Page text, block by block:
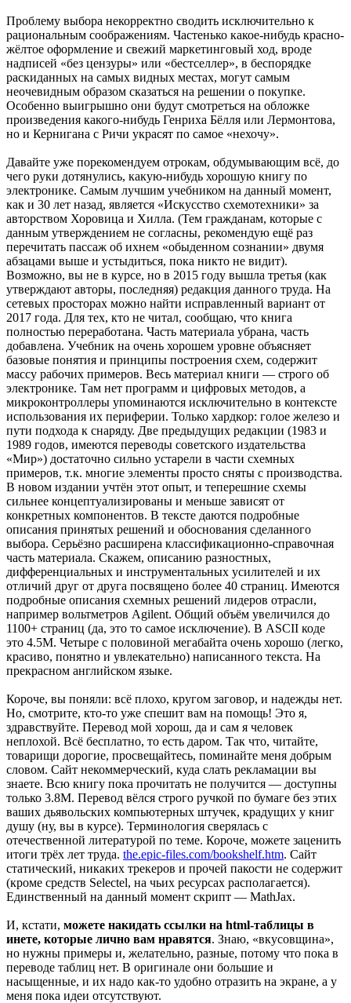
Проблему выбора некорректно сводить исключительно к
рациональным соображениям. Частенько какое-нибудь красно-
жёлтое оформление и свежий маркетинговый ход, вроде
надписей «без цензуры» или «бестселлер», в беспорядке
раскиданных на самых видных местах, могут самым
неочевидным образом сказаться на решении о покупке.
Особенно выигрышно они будут смотреться на обложке
произведения какого-нибудь Генриха Бёлля или Лермонтова,
но и Кернигана с Ричи украсят по самое «нехочу».
Давайте уже порекомендуем отрокам, обдумывающим всё, до
чего руки дотянулись, какую-нибудь хорошую книгу по
электронике. Самым лучшим учебником на данный момент,
как и 30 лет назад, является «Искусство схемотехники» за
авторством Хоровица и Хилла. (Тем гражданам, которые с
данным утверждением не согласны, рекомендую ещё раз
перечитать пассаж об ихнем «обыденном сознании» двумя
абзацами выше и устыдиться, пока никто не видит).
Возможно, вы не в курсе, но в 2015 году вышла третья (как
утверждают авторы, последняя) редакция данного труда. На
сетевых просторах можно найти исправленный вариант от
2017 года. Для тех, кто не читал, сообщаю, что книга
полностью переработана. Часть материала убрана, часть
добавлена. Учебник на очень хорошем уровне объясняет
базовые понятия и принципы построения схем, содержит
массу рабочих примеров. Весь материал книги — строго об
электронике. Там нет программ и цифровых методов, а
микроконтроллеры упоминаются исключительно в контексте
использования их периферии. Только хардкор: голое железо и
пути подхода к снаряду. Две предыдущих редакции (1983 и
1989 годов, имеются переводы советского издательства
«Мир») достаточно сильно устарели в части схемных
примеров, т.к. многие элементы просто сняты с производства.
В новом издании учтён этот опыт, и теперешние схемы
сильнее концептуализированы и меньше зависят от
конкретных компонентов. В тексте даются подробные
описания принятых решений и обоснования сделанного
выбора. Серьёзно расширена классификационно-справочная
часть материала. Скажем, описанию разностных,
дифференциальных и инструментальных усилителей и их
отличий друг от друга посвящено более 40 страниц. Имеются
подробные описания схемных решений лидеров отрасли,
например вольтметров Agilent. Общий объём увеличился до
1100+ страниц (да, это то самое исключение). В ASCII коде
это 4.5M. Четыре с половиной мегабайта очень хорошо (легко,
красиво, понятно и увлекательно) написанного текста. На
прекрасном английском языке.
Короче, вы поняли: всё плохо, кругом заговор, и надежды нет.
Но, смотрите, кто-то уже спешит вам на помощь! Это я,
здравствуйте. Перевод мой хорош, да и сам я человек
неплохой. Всё бесплатно, то есть даром. Так что, читайте,
товарищи дорогие, просвещайтесь, поминайте меня добрым
словом. Сайт некоммерческий, куда слать рекламации вы
знаете. Всю книгу пока прочитать не получится — доступны
только 3.8M. Перевод вёлся строго ручкой по бумаге без этих
ваших дьявольских компьютерных штучек, крадущих у книг
душу (ну, вы в курсе). Терминология сверялась с
отечественной литературой по теме. Короче, можете заценить
итоги трёх лет труда. the.epic-files.com/bookshelf.htm. Сайт
статический, никаких трекеров и прочей пакости не содержит
(кроме средств Selectel, на чьих ресурсах располагается).
Единственный на данный момент скрипт — MathJax.
И, кстати, можете накидать ссылки на html-таблицы в
инете, которые лично вам нравятся. Знаю, «вкусовщина»,
но нужны примеры и, желательно, разные, потому что пока в
переводе таблиц нет. В оригинале они большие и
насыщенные, и их надо как-то удобно отразить на экране, а у
меня пока идеи отсутствуют.